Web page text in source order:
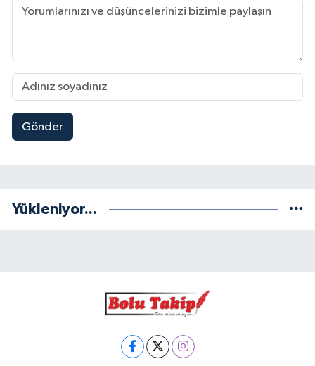
Gönder
Yükleniyor...